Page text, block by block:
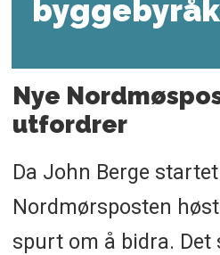
Nye
utfordrer
Da John Berge
Nordmørsposten
spurt om å bidra. Det